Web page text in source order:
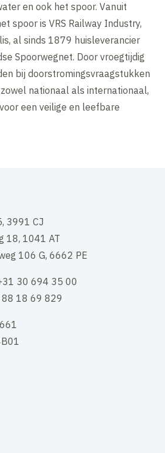
en ook het spoor. Vanuit
spoor is VRS Railway Industry,
al sinds 1879 huisleverancier
Spoorwegnet. Door vroegtijdig
bij doorstromingsvraagstukken
nationaal als internationaal,
een veilige en leefbare
3991 CJ
18, 1041 AT
106 G, 6662 PE
30 694 35 00
88 18 69 829